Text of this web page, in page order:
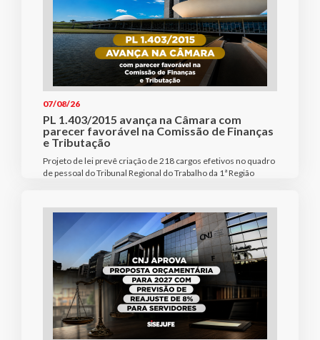
07/08/26
PL 1.403/2015 avança na Câmara com
parecer favorável na Comissão de Finanças
e Tributação
Projeto de lei prevê criação de 218 cargos efetivos no quadro
de pessoal do Tribunal Regional do Trabalho da 1ª Região